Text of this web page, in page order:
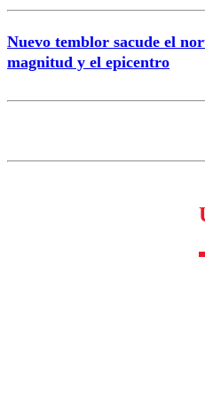
Nuevo temblor sacude el
magnitud y el epicentro